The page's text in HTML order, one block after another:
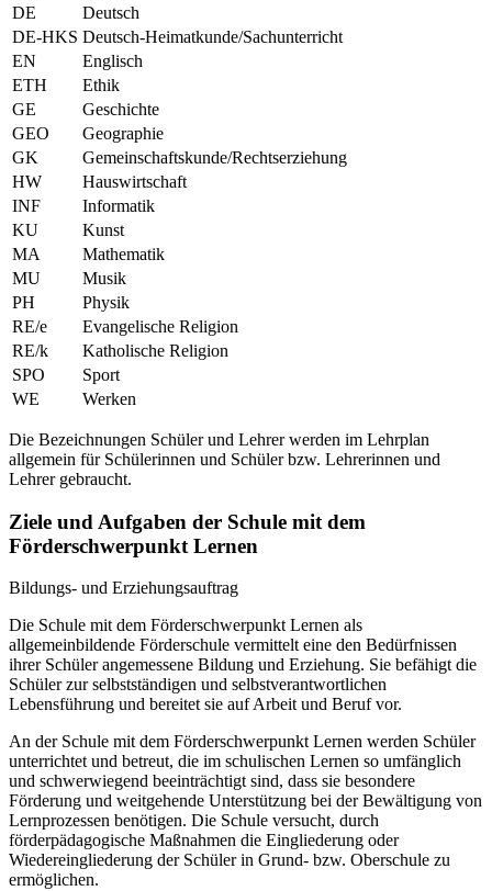
DE
Deutsch
DE-HKS Deutsch-Heimatkunde/Sachunterricht
EN
Englisch
ETH
Ethik
GE
Geschichte
GEO
Geographie
GK
Gemeinschaftskunde/Rechtserziehung
HW
Hauswirtschaft
INF
Informatik
KU
Kunst
MA
Mathematik
MU
Musik
PH
Physik
RE/e
Evangelische Religion
RE/k
Katholische Religion
SPO
Sport
WE
Werken
Die Bezeichnungen Schüler und Lehrer werden im Lehrplan
allgemein für Schülerinnen und Schüler bzw. Lehrerinnen und
Lehrer gebraucht.
Ziele und Aufgaben der Schule mit dem
Förderschwerpunkt Lernen
Bildungs- und Erziehungsauftrag
Die Schule mit dem Förderschwerpunkt Lernen als
allgemeinbildende Förderschule vermittelt eine den Bedürfnissen
ihrer Schüler angemessene Bildung und Erziehung. Sie befähigt die
Schüler zur selbstständigen und selbstverantwortlichen
Lebensführung und bereitet sie auf Arbeit und Beruf vor.
An der Schule mit dem Förderschwerpunkt Lernen werden Schüler
unterrichtet und betreut, die im schulischen Lernen so umfänglich
und schwerwiegend beeinträchtigt sind, dass sie besondere
Förderung und weitgehende Unterstützung bei der Bewältigung von
Lernprozessen benötigen. Die Schule versucht, durch
förderpädagogische Maßnahmen die Eingliederung oder
Wiedereingliederung der Schüler in Grund- bzw. Oberschule zu
ermöglichen.